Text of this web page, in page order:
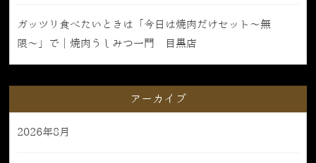
ガッツリ食べたいときは「今日は焼肉だけセット〜無
限〜」で｜焼肉うしみつ一門 目黒店
アーカイブ
2026年8月